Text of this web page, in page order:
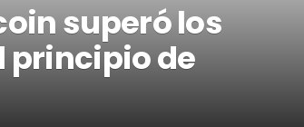
superó los
principio de